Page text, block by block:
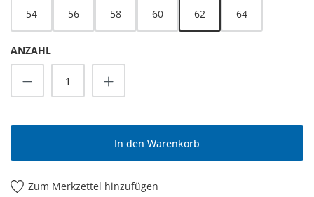
54 56 58 60 62 64
ANZAHL
Produkt Anzahl: Gib den gewünschten
In den Warenkorb
Zum Merkzettel hinzufügen